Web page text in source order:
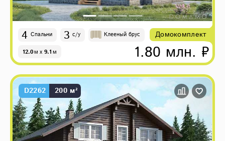
4 Спальни 3 с/у Клееный брус
12.0м x 9.1м
Домокомплект
1.80 млн. ₽
D2262 200 м²